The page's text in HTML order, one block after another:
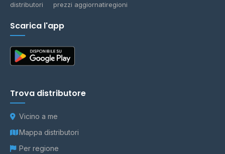
distributori prezzi aggiornatiregioni
Scarica l'app
Trova distributore
Vicino a me
Mappa distributori
Per regione